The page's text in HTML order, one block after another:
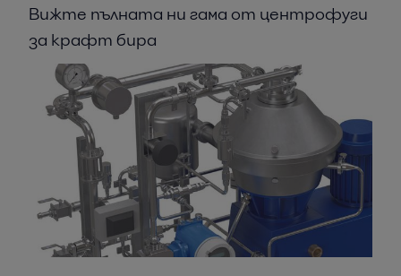
Вижте пълната ни гама от центрофуги
за крафт бира